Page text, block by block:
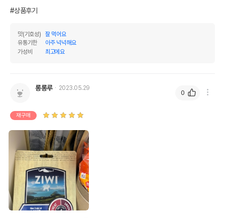
#상품후기
맛(기호성)
잘 먹어요
유통기한
아주 넉넉해요
가성비
최고에요
롱롱루 2023.05.29
재구매
0